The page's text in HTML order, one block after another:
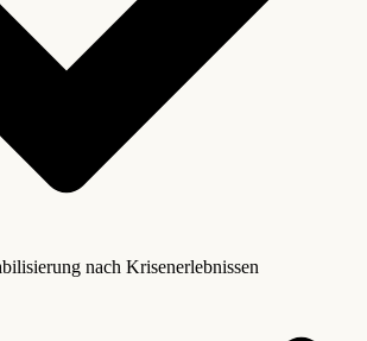
nach Krisenerlebnissen